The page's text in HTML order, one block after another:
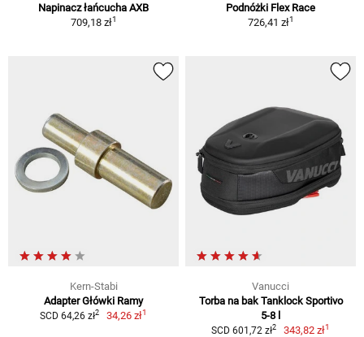
Napinacz łańcucha AXB
709,18 zł1
Podnóżki Flex Race
726,41 zł1
Kern-Stabi
Adapter Główki Ramy
SCD 64,26 zł2 34,26 zł1
Vanucci
Torba na bak Tanklock Sportivo
5-8 l
SCD 601,72 zł2 343,82 zł1